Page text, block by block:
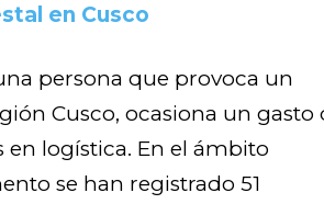
en Cusco
persona que provoca un
Cusco, ocasiona un gasto
en logística. En el ámbito
se han registrado 51